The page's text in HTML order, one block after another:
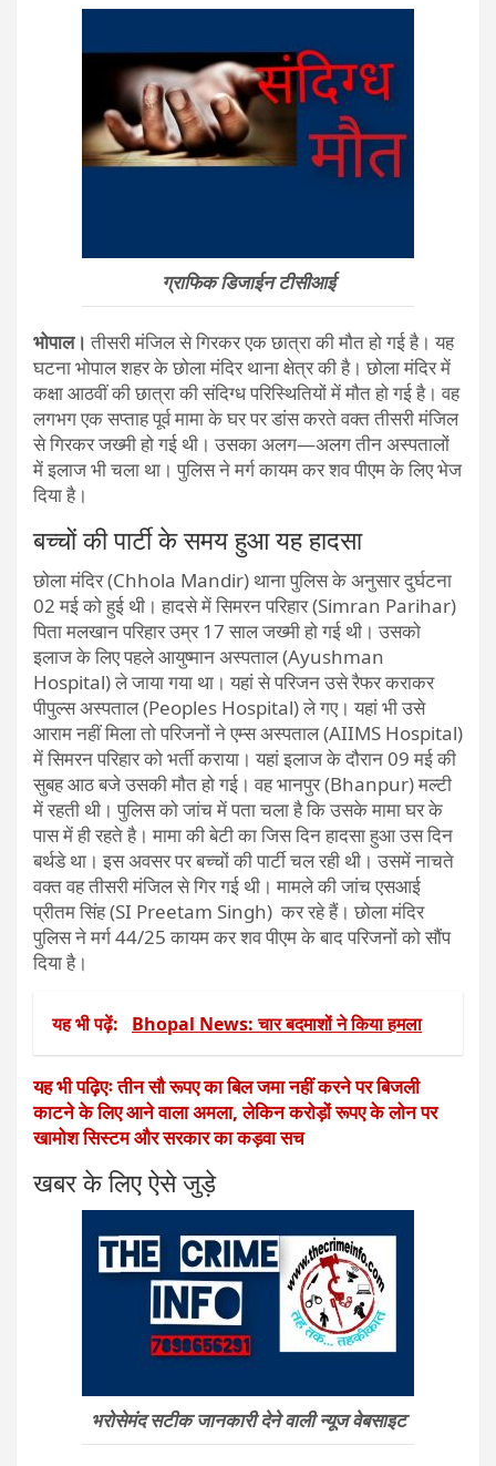
ग्राफिक डिजाईन टीसीआई
भोपाल। तीसरी मंजिल से गिरकर एक छात्रा की मौत हो गई है। यह
घटना भोपाल शहर के छोला मंदिर थाना क्षेत्र की है। छोला मंदिर में
कक्षा आठवीं की छात्रा की संदिग्ध परिस्थितियों में मौत हो गई है। वह
लगभग एक सप्ताह पूर्व मामा के घर पर डांस करते वक्त तीसरी मंजिल
से गिरकर जख्मी हो गई थी। उसका अलग—अलग तीन अस्पतालों
में इलाज भी चला था। पुलिस ने मर्ग कायम कर शव पीएम के लिए भेज
दिया है।
बच्चों की पार्टी के समय हुआ यह हादसा
छोला मंदिर (Chhola Mandir) थाना पुलिस के अनुसार दुर्घटना
02 मई को हुई थी। हादसे में सिमरन परिहार (Simran Parihar)
पिता मलखान परिहार उम्र 17 साल जख्मी हो गई थी। उसको
इलाज के लिए पहले आयुष्मान अस्पताल (Ayushman
Hospital) ले जाया गया था। यहां से परिजन उसे रैफर कराकर
पीपुल्स अस्पताल (Peoples Hospital) ले गए। यहां भी उसे
आराम नहीं मिला तो परिजनों ने एम्स अस्पताल (AIIMS Hospital)
में सिमरन परिहार को भर्ती कराया। यहां इलाज के दौरान 09 मई की
सुबह आठ बजे उसकी मौत हो गई। वह भानपुर (Bhanpur) मल्टी
में रहती थी। पुलिस को जांच में पता चला है कि उसके मामा घर के
पास में ही रहते है। मामा की बेटी का जिस दिन हादसा हुआ उस दिन
बर्थडे था। इस अवसर पर बच्चों की पार्टी चल रही थी। उसमें नाचते
वक्त वह तीसरी मंजिल से गिर गई थी। मामले की जांच एसआई
प्रीतम सिंह (SI Preetam Singh) कर रहे हैं। छोला मंदिर
पुलिस ने मर्ग 44/25 कायम कर शव पीएम के बाद परिजनों को सौंप
दिया है।
यह भी पढ़ें: Bhopal News: चार बदमाशों ने किया हमला
यह भी पढ़िएः तीन सौ रूपए का बिल जमा नहीं करने पर बिजली
काटने के लिए आने वाला अमला, लेकिन करोड़ों रूपए के लोन पर
खामोश सिस्टम और सरकार का कड़वा सच
खबर के लिए ऐसे जुड़े
भरोसेमंद सटीक जानकारी देने वाली न्यूज वेबसाइट